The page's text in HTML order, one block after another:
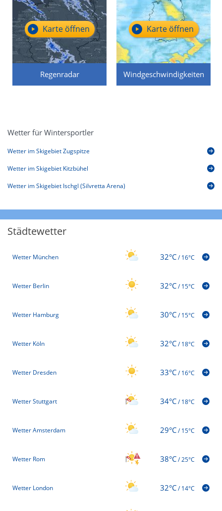
Regenradar
Karte öffnen
Windgeschwindigkeiten
Karte öffnen
Wetter für Wintersportler
Wetter im Skigebiet Zugspitze
Wetter im Skigebiet Kitzbühel
Wetter im Skigebiet Ischgl (Silvretta Arena)
Städtewetter
Wetter München 32°C/16°C
Wetter Berlin 32°C/15°C
Wetter Hamburg 30°C/15°C
Wetter Köln 32°C/18°C
Wetter Dresden 33°C/16°C
Wetter Stuttgart 34°C/18°C
Wetter Amsterdam 29°C/15°C
Wetter Rom 38°C/25°C
Wetter London 32°C/14°C